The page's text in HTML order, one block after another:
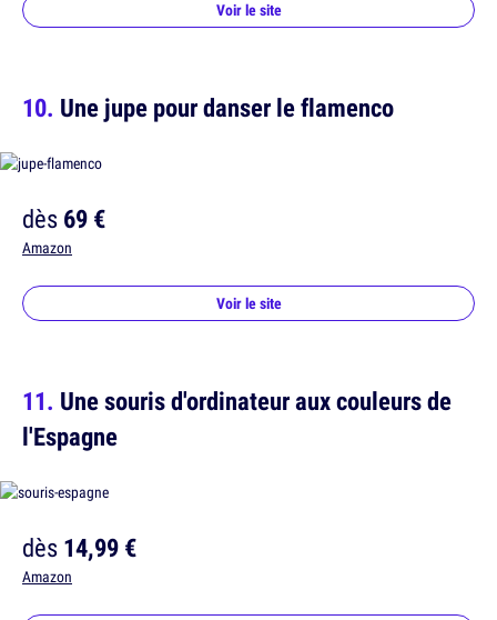
Voir le site
Une jupe pour danser le flamenco
dès69 €
Amazon
Voir le site
Une souris d'ordinateur aux couleurs de
l'Espagne
dès14,99 €
Amazon